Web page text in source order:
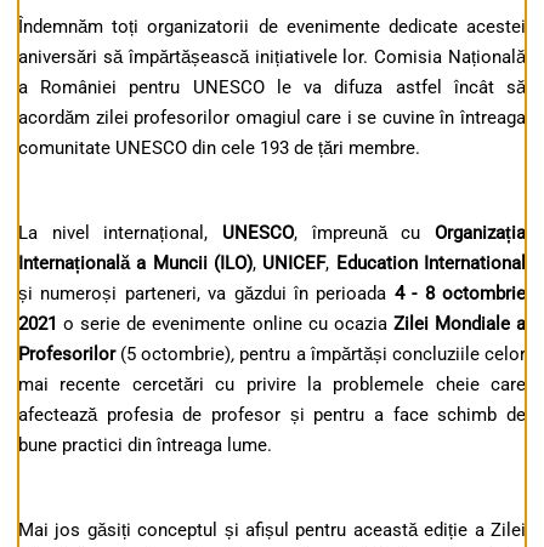
Îndemnăm toți organizatorii de evenimente dedicate acestei
aniversări să împărtășească inițiativele lor. Comisia Națională
a României pentru UNESCO le va difuza astfel încât să
acordăm zilei profesorilor omagiul care i se cuvine în întreaga
comunitate UNESCO din cele 193 de țări membre.
La nivel internațional, UNESCO, împreună cu Organizația
Internațională a Muncii (ILO), UNICEF, Education International
și numeroși parteneri, va găzdui în perioada 4 - 8 octombrie
2021 o serie de evenimente online cu ocazia Zilei Mondiale a
Profesorilor (5 octombrie), pentru a împărtăși concluziile celor
mai recente cercetări cu privire la problemele cheie care
afectează profesia de profesor și pentru a face schimb de
bune practici din întreaga lume.
Mai jos găsiți conceptul și afișul pentru această ediție a Zilei